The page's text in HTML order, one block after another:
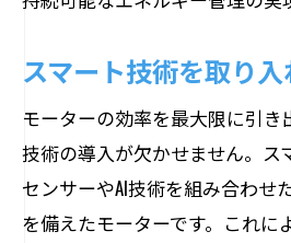
スマート技術を取り
モーターの効率を最大限に引き
技術の導入が欠かせません。ス
センサーやAI技術を組み合わせ
を備えたモーターです。これに